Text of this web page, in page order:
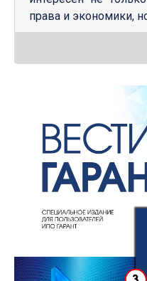
права и экономики,